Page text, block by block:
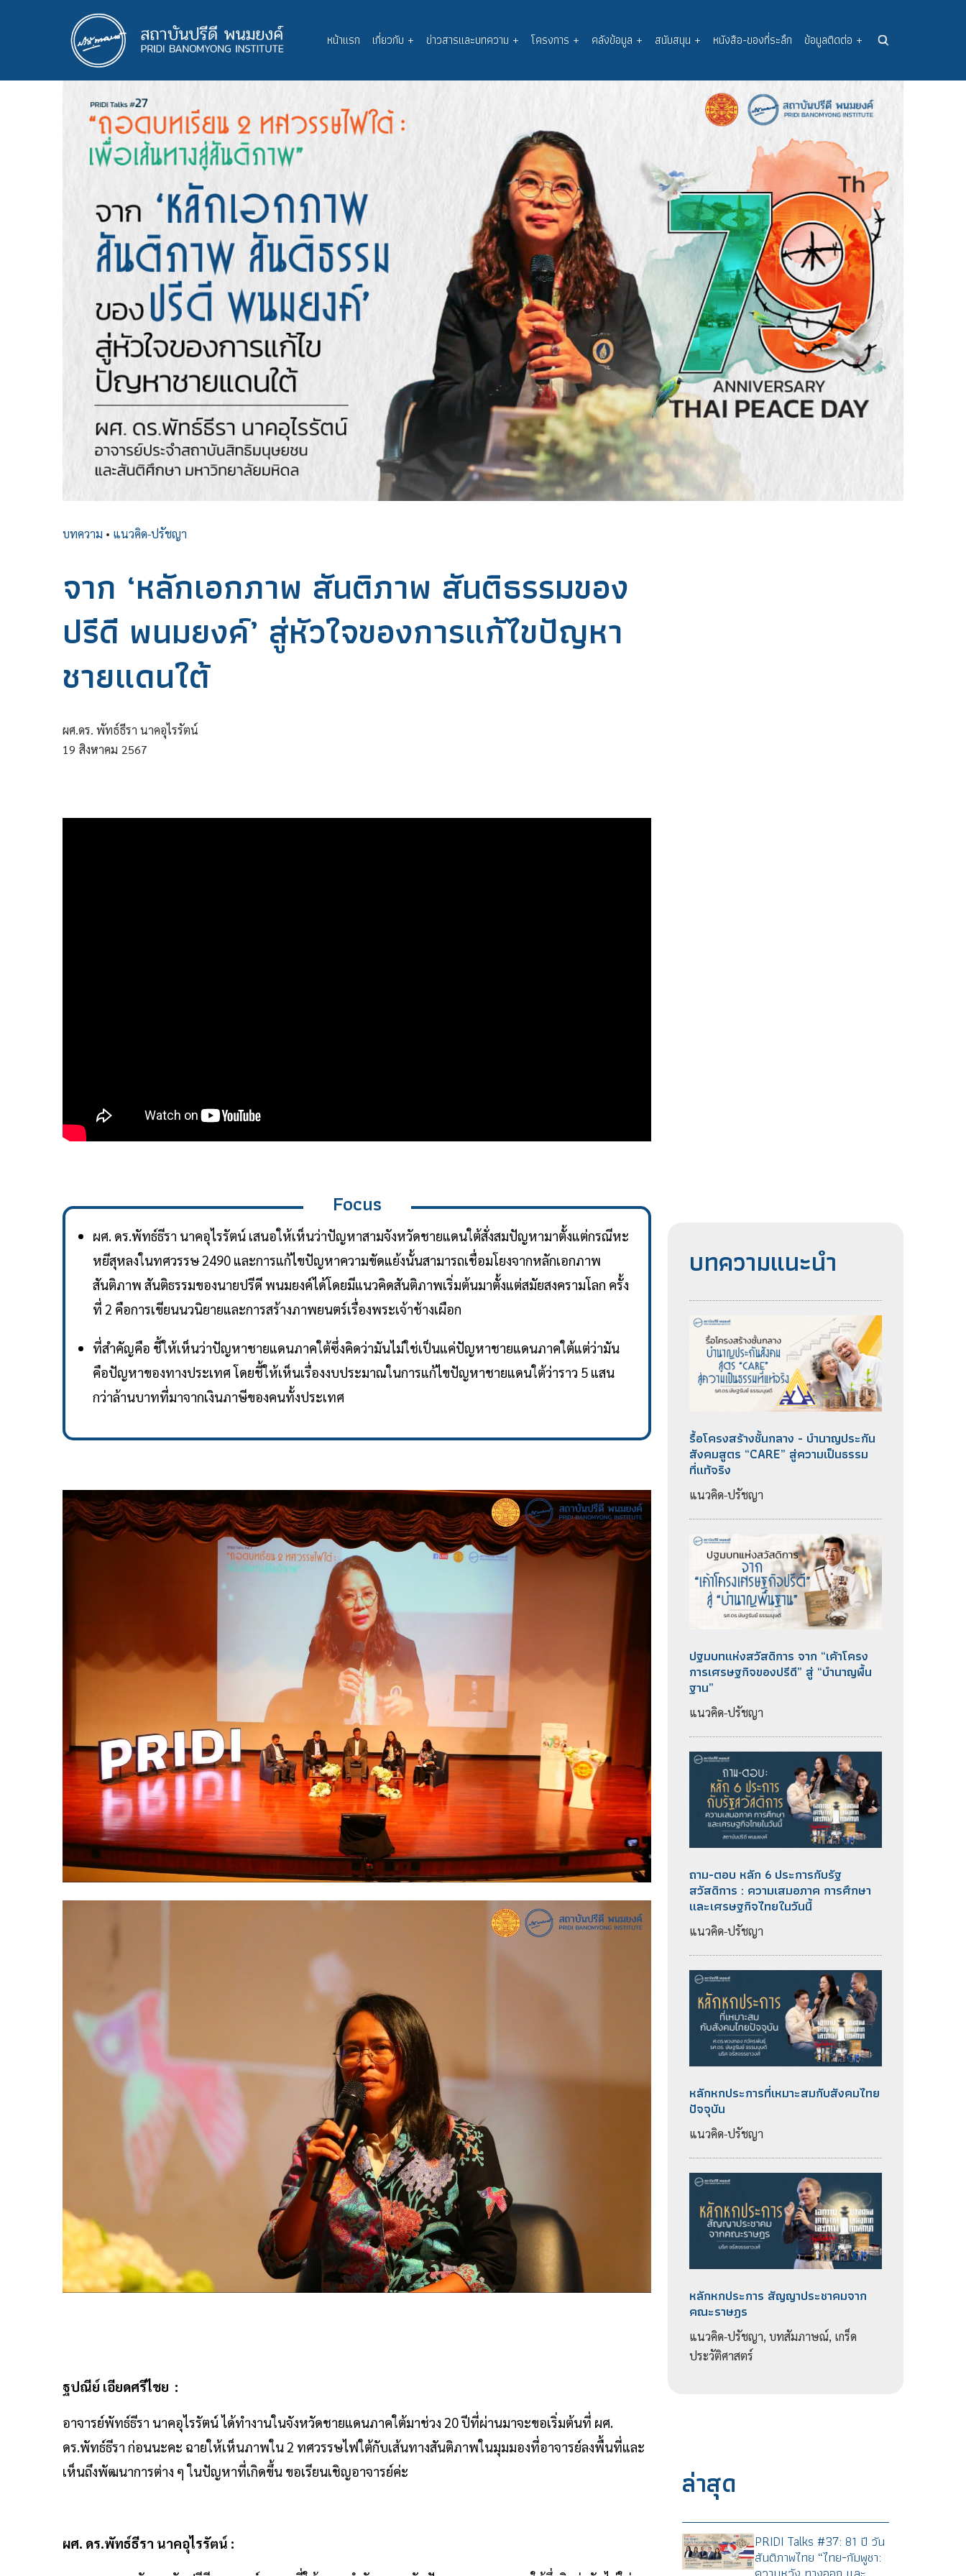
Main
navigation
หน้าแรก เกี่ยวกับ + ข่าวสารและบทความ + โครงการ + คลังข้อมูล + สนับสนุน + หนังสือ-ของที่ระลึก ข้อมูลติดต่อ +
บทความ • แนวคิด-ปรัชญา
จาก ‘หลักเอกภาพ สันติภาพ สันติธรรมของ
ปรีดี พนมยงค์’ สู่หัวใจของการแก้ไขปัญหา
ชายแดนใต้
ผศ.ดร. พัทธ์ธีรา นาคอุไรรัตน์
19 สิงหาคม 2567
Focus
ผศ. ดร.พัทธ์ธีรา นาคอุไรรัตน์ เสนอให้เห็นว่าปัญหาสามจังหวัดชายแดนใต้สั่งสมปัญหามาตั้งแต่กรณีหะ
หยีสุหลงในทศวรรษ 2490 และการแก้ไขปัญหาความขัดแย้งนั้นสามารถเชื่อมโยงจากหลักเอกภาพ
สันติภาพ สันติธรรมของนายปรีดี พนมยงค์ได้โดยมีแนวคิดสันติภาพเริ่มต้นมาตั้งแต่สมัยสงครามโลก ครั้ง
ที่ 2 คือการเขียนนวนิยายและการสร้างภาพยนตร์เรื่องพระเจ้าช้างเผือก
ที่สำคัญคือ ชี้ให้เห็นว่าปัญหาชายแดนภาคใต้ซึ่งคิดว่ามันไม่ใช่เป็นแค่ปัญหาชายแดนภาคใต้แต่ว่ามัน
คือปัญหาของทางประเทศ โดยชี้ให้เห็นเรื่องงบประมาณในการแก้ไขปัญหาชายแดนใต้ว่าราว 5 แสน
กว่าล้านบาทที่มาจากเงินภาษีของคนทั้งประเทศ
ฐปณีย์ เอียดศรีไชย :
อาจารย์พัทธ์ธีรา นาคอุไรรัตน์ ได้ทำงานในจังหวัดชายแดนภาคใต้มาช่วง 20 ปีที่ผ่านมาจะขอเริ่มต้นที่ ผศ.
ดร.พัทธ์ธีรา ก่อนนะคะ ฉายให้เห็นภาพใน 2 ทศวรรษไฟใต้กับเส้นทางสันติภาพในมุมมองที่อาจารย์ลงพื้นที่และ
เห็นถึงพัฒนาการต่าง ๆ ในปัญหาที่เกิดขึ้น ขอเรียนเชิญอาจารย์ค่ะ
ผศ. ดร.พัทธ์ธีรา นาคอุไรรัตน์ :
บทความแนะนำ
รื้อโครงสร้างชั้นกลาง - บำนาญประกัน
สังคมสูตร “CARE” สู่ความเป็นธรรม
ที่แท้จริง
แนวคิด-ปรัชญา
ปฐมบทแห่งสวัสดิการ จาก “เค้าโครง
การเศรษฐกิจของปรีดี” สู่ “บำนาญพื้น
ฐาน”
แนวคิด-ปรัชญา
ถาม-ตอบ หลัก 6 ประการกับรัฐ
สวัสดิการ : ความเสมอภาค การศึกษา
และเศรษฐกิจไทยในวันนี้
แนวคิด-ปรัชญา
หลักหกประการที่เหมาะสมกับสังคมไทย
ปัจจุบัน
แนวคิด-ปรัชญา
หลักหกประการ สัญญาประชาคมจาก
คณะราษฎร
แนวคิด-ปรัชญา, บทสัมภาษณ์, เกร็ด
ประวัติศาสตร์
ล่าสุด
PRIDI Talks #37: 81 ปี วัน
สันติภาพไทย “ไทย-กัมพูชา: